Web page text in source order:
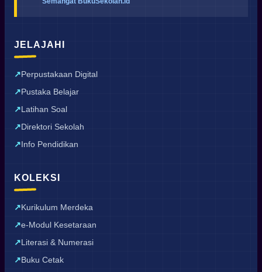
JELAJAHI
Perpustakaan Digital
Pustaka Belajar
Latihan Soal
Direktori Sekolah
Info Pendidikan
KOLEKSI
Kurikulum Merdeka
e-Modul Kesetaraan
Literasi & Numerasi
Buku Cetak